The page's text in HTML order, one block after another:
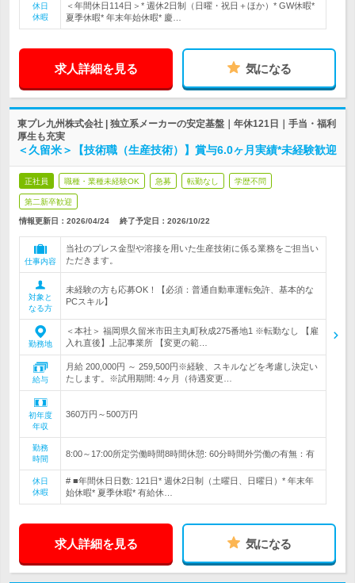
休日
休暇
＜年間休日114日＞* 週休2日制（日曜・祝日＋ほか）* GW休暇*
夏季休暇* 年末年始休暇* 慶…
求人詳細を見る 気になる
東プレ九州株式会社 | 独立系メーカーの安定基盤｜年休121日｜手当・福利
厚生も充実
＜久留米＞【技術職（生産技術）】賞与6.0ヶ月実績*未経験歓迎
正社員 職種・業種未経験OK 急募 転勤なし 学歴不問
第二新卒歓迎
情報更新日：2026/04/24 終了予定日： 2026/10/22
仕事内容
当社のプレス金型や溶接を用いた生産技術に係る業務をご担当い
ただきます。
対象と
なる方
未経験の方も応募OK！【必須：普通自動車運転免許、基本的な
PCスキル】
勤務地
＜本社＞ 福岡県久留米市田主丸町秋成275番地1 ※転勤なし 【雇
入れ直後】上記事業所 【変更の範…
給与
月給 200,000円 ～ 259,500円※経験、スキルなどを考慮し決定い
たします。※試用期間: 4ヶ月（待遇変更…
初年度
年収
360万円～500万円
勤務
時間
8:00～17:00所定労働時間8時間休憩: 60分時間外労働の有無：有
休日
休暇
# ■年間休日日数: 121日* 週休2日制（土曜日、日曜日）* 年末年
始休暇* 夏季休暇* 有給休…
求人詳細を見る 気になる